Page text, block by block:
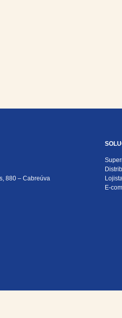
880 – Cabreúva
E-